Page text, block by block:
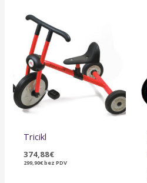
Tricikl
374,88€
299,90€bez PDV